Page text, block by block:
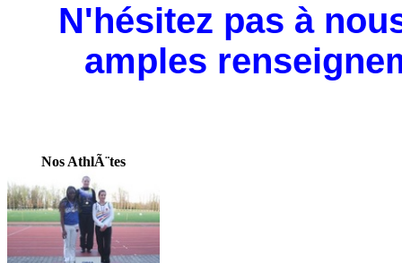
N'hésitez pas à
amples
Nos AthlÃ¨tes